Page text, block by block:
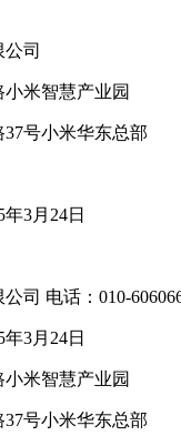
司
米智慧产业园
号小米华东总部
3月24日
司 电话：010-
3月24日
米智慧产业园
号小米华东总部